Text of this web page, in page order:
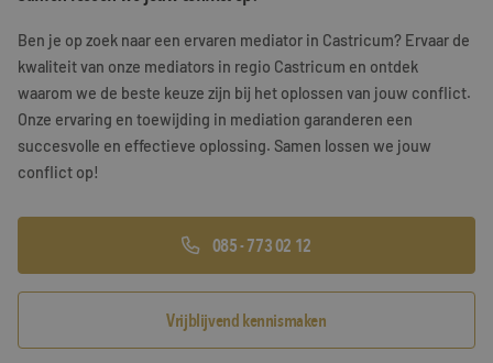
Training & Leiderschap
Referenties
Gratis folder
Ben je op zoek naar een ervaren mediator in Castricum? Ervaar de
kwaliteit van onze mediators in regio Castricum en ontdek
waarom we de beste keuze zijn bij het oplossen van jouw conflict.
Onze ervaring en toewijding in mediation garanderen een
succesvolle en effectieve oplossing. Samen lossen we jouw
conflict op!
085 - 773 02 12
Vrijblijvend kennismaken